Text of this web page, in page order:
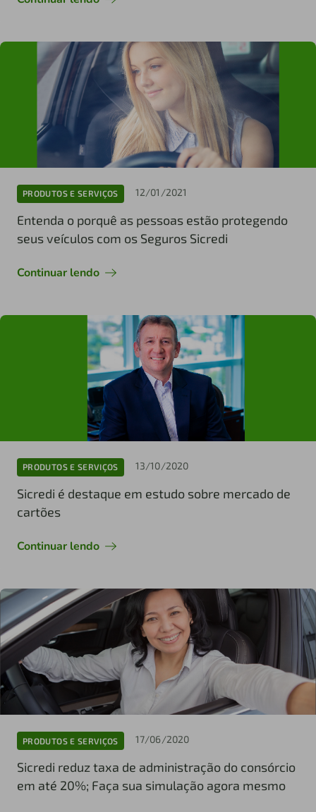
PRODUTOS E SERVIÇOS 12/01/2021
Entenda o porquê as pessoas estão protegendo
seus veículos com os Seguros Sicredi
Continuar lendo
PRODUTOS E SERVIÇOS 13/10/2020
Sicredi é destaque em estudo sobre mercado de
cartões
Continuar lendo
PRODUTOS E SERVIÇOS 17/06/2020
Sicredi reduz taxa de administração do consórcio
em até 20%; Faça sua simulação agora mesmo